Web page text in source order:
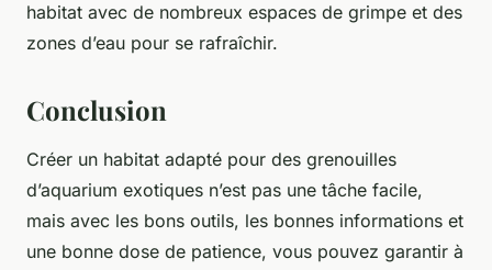
habitat avec de nombreux espaces de grimpe et des
zones d’eau pour se rafraîchir.
Conclusion
Créer un habitat adapté pour des grenouilles
d’aquarium exotiques n’est pas une tâche facile,
mais avec les bons outils, les bonnes informations et
une bonne dose de patience, vous pouvez garantir à